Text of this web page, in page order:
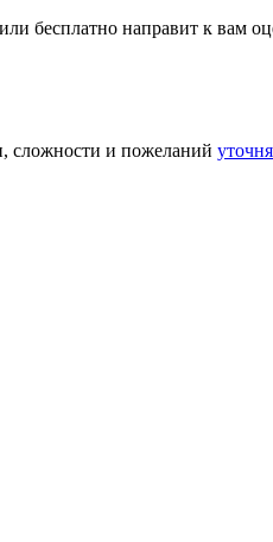
бесплатно направит к вам
сложности и пожеланий